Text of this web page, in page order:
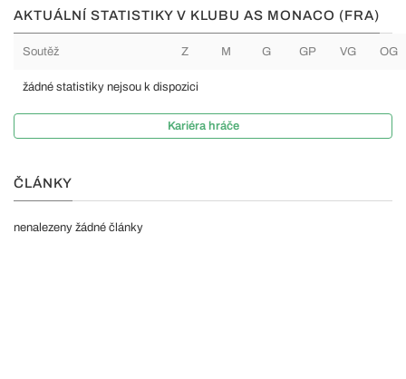
AKTUÁLNÍ STATISTIKY V KLUBU AS MONACO (FRA)
Soutěž Z M G GP VG OG
žádné statistiky nejsou k dispozici
Kariéra hráče
ČLÁNKY
nenalezeny žádné články